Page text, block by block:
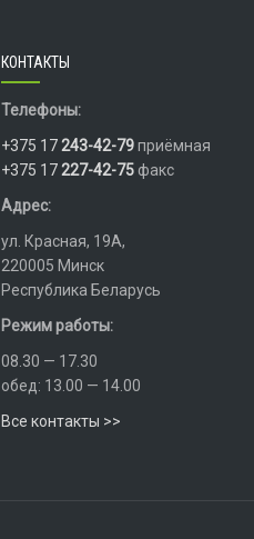
КОНТАКТЫ
Телефоны:
+375 17243-42-79приёмная
+375 17227-42-75факс
Адрес:
ул. Красная, 19А,
220005 Минск
Республика Беларусь
Режим работы:
08.30 — 17.30
обед: 13.00 — 14.00
Все контакты >>